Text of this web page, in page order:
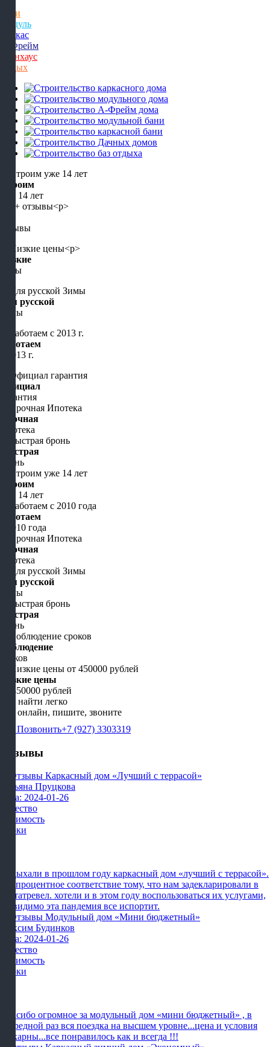
Бани
Модуль
Каркас
А-Фрейм
Барнхаус
Отдых
Строим
уже 14 лет
отзывы
Низкие
цены
Для русской
Зимы
Работаем
с 2013 г.
Официал
гарантия
Срочная
Ипотека
Быстрая
бронь
Строим
уже 14 лет
Работаем
с 2010 года
Срочная
Ипотека
Для русской
Зимы
Быстрая
бронь
Соблюдение
сроков
Низкие цены
от 450000 рублей
Нас найти легко
Мы онлайн, пишите, звоните
Позвонить+7 (927) 3303319
Отзывы
Татьяна Пруцкова
Дата: 2024-01-26
Качество
Стоимость
Сроки
Отдыхали в прошлом году каркасный дом «лучший с террасой».
сто процентное соответствие тому, что нам задекларировали в
картатревел. хотели и в этом году воспользоваться их услугами,
но видимо эта пандемия все испортит.
Максим Будинков
Дата: 2024-01-26
Качество
Стоимость
Сроки
Спасибо огромное за модульный дом «мини бюджетный» , в
очередной раз вся поездка на высшем уровне...цена и условия
шикарны...все понравилось как и всегда !!!